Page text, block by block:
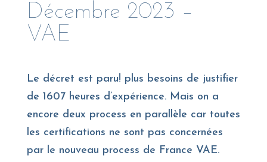
Décembre 2023 –
VAE
Le décret est paru! plus besoins de justifier
de 1607 heures d’expérience. Mais on a
encore deux process en parallèle car toutes
les certifications ne sont pas concernées
par le nouveau process de France VAE.